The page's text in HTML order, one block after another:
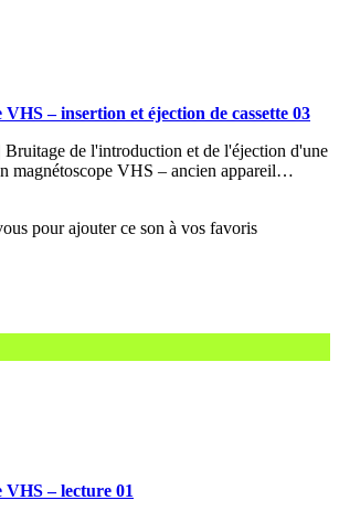
VHS – insertion et éjection de cassette 03
de l'introduction et de l'éjection d'une
magnétoscope VHS – ancien appareil…
VHS – lecture 01